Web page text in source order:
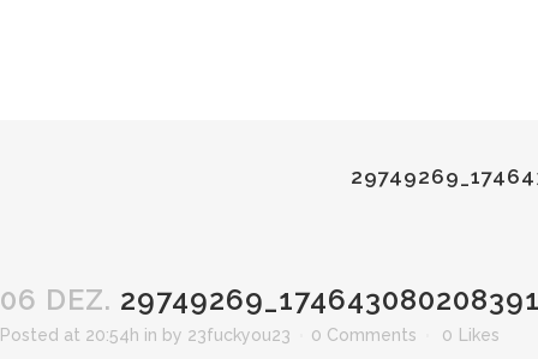
06 DEZ.
Posted at 20:54h in by 23fuckyou23 0 Comments 0 Likes